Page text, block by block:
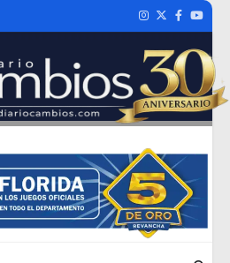
Instagram
TwitterFacebook